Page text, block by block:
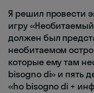
Я решил провести
игру
должен был
необитаемом
которые ему там
bisogno di» и пять
«ho bisogno di +